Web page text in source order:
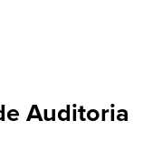
Auditoria